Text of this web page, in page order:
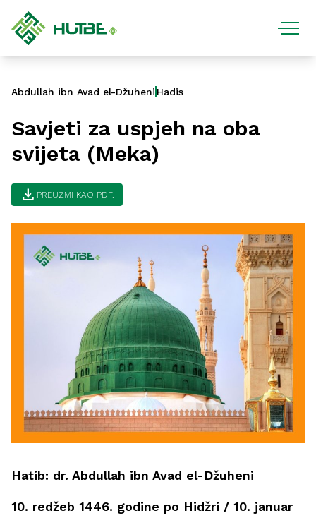
Abdullah ibn Avad el-Džuheni Hadis
Savjeti za uspjeh na oba
svijeta (Meka)
download PREUZMI KAO PDF.
Hatib: dr. Abdullah ibn Avad el-Džuheni
10. redžeb 1446. godine po Hidžri / 10. januar